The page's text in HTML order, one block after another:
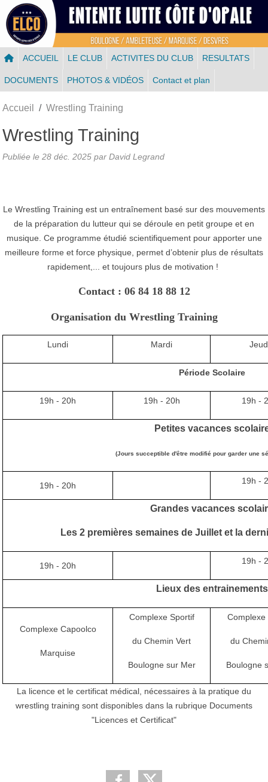
ACCUEIL LE CLUB ACTIVITES DU CLUB RESULTATS
DOCUMENTS PHOTOS & VIDÉOS Contact et plan
Accueil Wrestling Training
Wrestling Training
Publiée le 28 déc. 2025 par David Legrand
Le Wrestling Training est un entraînement basé sur des mouvements
de la préparation du lutteur qui se déroule en petit groupe et en
musique. Ce programme étudié scientifiquement pour apporter une
meilleure forme et force physique, permet d’obtenir plus de résultats
rapidement,... et toujours plus de motivation !
Contact : 06 84 18 88 12
Organisation du Wrestling Training
Lundi Mardi
Période Scolaire
19h - 20h 19h - 20h 19h -
Petites vacances
(Jours succeptible d'être modifié pour garder une
19h - 20h 19h -
Grandes vacances
Les 2 premières semaines de Juillet et la
19h - 20h 19h -
Lieux des entrainements
Complexe Capoolco
Marquise
Complexe Sportif
du Chemin Vert
Boulogne sur Mer
Complexe
du
Boulogne
La licence et le certificat médical, nécessaires à la pratique du
wrestling training sont disponibles dans la rubrique Documents
"Licences et Certificat"
Panneau de gestion des cookies